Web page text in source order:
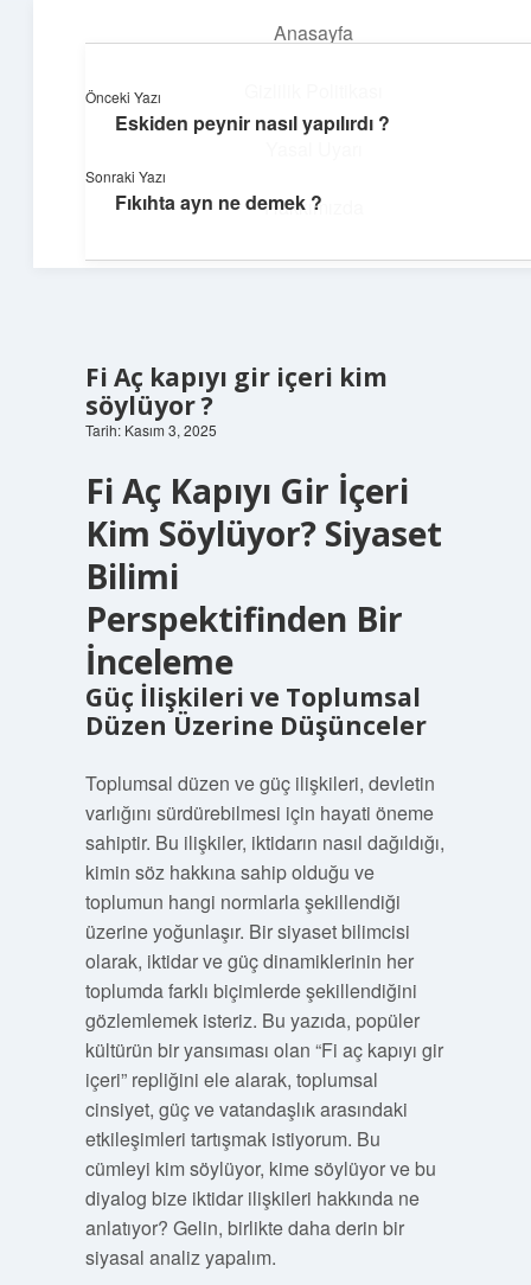
Anasayfa
Hakkımızda
Yapı ve İlham
Yaratıcı projelerle dünyanı inşa et!
Fi Aç kapıyı gir içeri kim
söylüyor ?
Tarih: Kasım 3, 2025
Fi Aç Kapıyı Gir İçeri
Kim Söylüyor? Siyaset
Bilimi
Perspektifinden Bir
İnceleme
Güç İlişkileri ve Toplumsal
Düzen Üzerine Düşünceler
Toplumsal düzen ve güç ilişkileri, devletin
varlığını sürdürebilmesi için hayati öneme
sahiptir. Bu ilişkiler, iktidarın nasıl dağıldığı,
kimin söz hakkına sahip olduğu ve
toplumun hangi normlarla şekillendiği
üzerine yoğunlaşır. Bir siyaset bilimcisi
olarak, iktidar ve güç dinamiklerinin her
toplumda farklı biçimlerde şekillendiğini
gözlemlemek isteriz. Bu yazıda, popüler
kültürün bir yansıması olan “Fi aç kapıyı gir
içeri” repliğini ele alarak, toplumsal
cinsiyet, güç ve vatandaşlık arasındaki
etkileşimleri tartışmak istiyorum. Bu
cümleyi kim söylüyor, kime söylüyor ve bu
diyalog bize iktidar ilişkileri hakkında ne
anlatıyor? Gelin, birlikte daha derin bir
siyasal analiz yapalım.
Önceki Yazı
Eskiden peynir nasıl yapılırdı ?
Sonraki Yazı
Fıkıhta ayn ne demek ?